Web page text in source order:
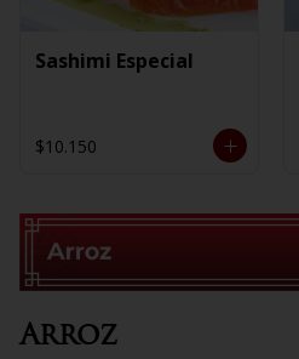
Sashimi Especial
$10.150
Arroz